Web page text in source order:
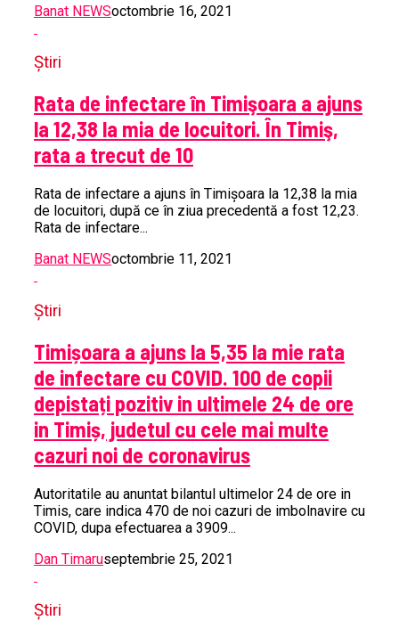
Banat NEWSoctombrie 16, 2021
Știri
Rata de infectare în Timişoara a ajuns
la 12,38 la mia de locuitori. În Timiş,
rata a trecut de 10
Rata de infectare a ajuns în Timişoara la 12,38 la mia
de locuitori, după ce în ziua precedentă a fost 12,23.
Rata de infectare...
Banat NEWSoctombrie 11, 2021
Știri
Timișoara a ajuns la 5,35 la mie rata
de infectare cu COVID. 100 de copii
depistați pozitiv in ultimele 24 de ore
in Timiș, judetul cu cele mai multe
cazuri noi de coronavirus
Autoritatile au anuntat bilantul ultimelor 24 de ore in
Timis, care indica 470 de noi cazuri de imbolnavire cu
COVID, dupa efectuarea a 3909...
Dan Timaruseptembrie 25, 2021
Știri